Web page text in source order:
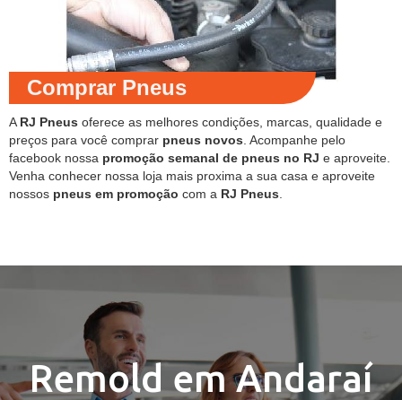
Comprar Pneus
A RJ Pneus oferece as melhores condições, marcas, qualidade e
preços para você comprar pneus novos . Acompanhe pelo
facebook nossa promoção semanal de pneus no RJ e aproveite.
Venha conhecer nossa loja mais proxima a sua casa e aproveite
nossos pneus em promoção com a RJ Pneus
Remold em Andaraí